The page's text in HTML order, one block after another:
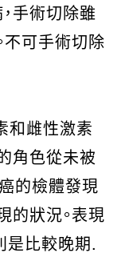
手術切除雖
不可手術切除
和雌性激素
角色從未被
的檢體發現
狀況。表現
是比較晚期.